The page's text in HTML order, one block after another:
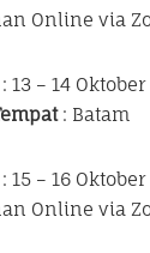
Online via
13 – 14
: Batam
15 – 16
Online via